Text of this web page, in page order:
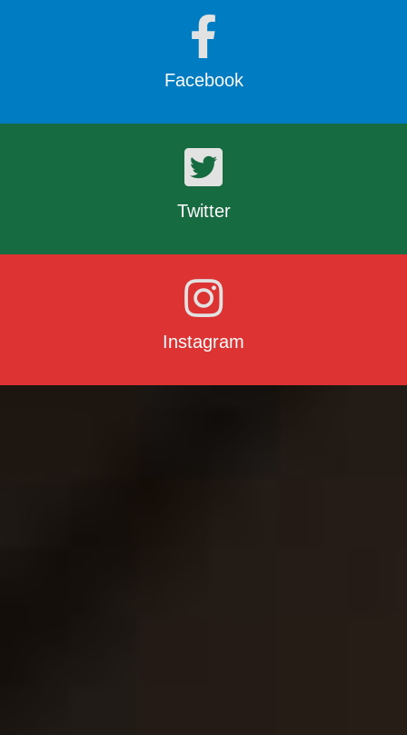
Facebook
Twitter
Instagram